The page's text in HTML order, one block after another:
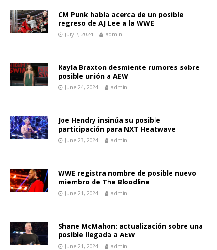
CM Punk habla acerca de un posible
regreso de AJ Lee a la WWE
July 7, 2024 admin
Kayla Braxton desmiente rumores sobre
posible unión a AEW
June 24, 2024 admin
Joe Hendry insinúa su posible
participación para NXT Heatwave
June 23, 2024 admin
WWE registra nombre de posible nuevo
miembro de The Bloodline
June 21, 2024 admin
Shane McMahon: actualización sobre una
posible llegada a AEW
June 21, 2024 admin